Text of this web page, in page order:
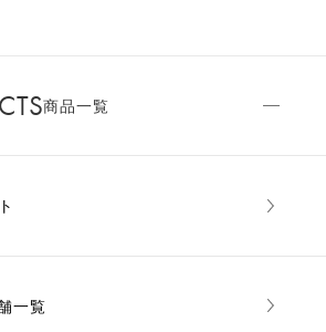
商品一覧
一覧